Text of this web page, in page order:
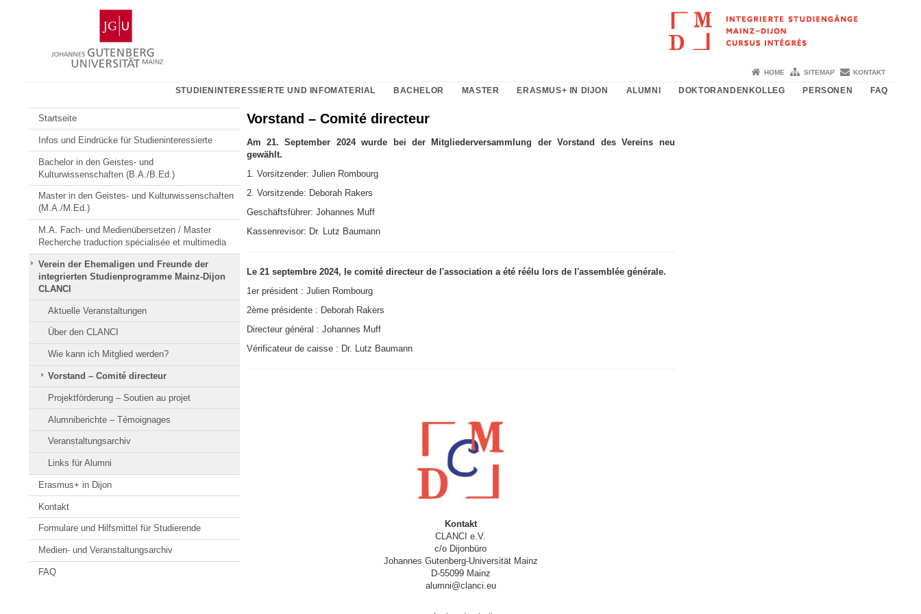
Gutenberg-
Universität
Mainz
HOME SITEMAP KONTAKT
STUDIENINTERESSIERTE UND INFOMATERIAL BACHELOR MASTER ERASMUS+ IN DIJON ALUMNI DOKTORANDENKOLLEG PERSONEN FAQ
Startseite
Infos und Eindrücke für Studieninteressierte
Bachelor in den Geistes- und
Kulturwissenschaften (B.A./B.Ed.)
Master in den Geistes- und Kulturwissenschaften
(M.A./M.Ed.)
M.A. Fach- und Medienübersetzen / Master
Recherche traduction spécialisée et multimedia
Verein der Ehemaligen und Freunde der
integrierten Studienprogramme Mainz-Dijon
CLANCI
Aktuelle Veranstaltungen
Über den CLANCI
Wie kann ich Mitglied werden?
Vorstand – Comité directeur
Projektförderung – Soutien au projet
Alumniberichte – Témoignages
Veranstaltungsarchiv
Links für Alumni
Erasmus+ in Dijon
Kontakt
Formulare und Hilfsmittel für Studierende
Medien- und Veranstaltungsarchiv
FAQ
Vorstand – Comité directeur
Am 21. September 2024 wurde bei der Mitgliederversammlung der Vorstand des Vereins neu
gewählt.
1. Vorsitzender: Julien Rombourg
2. Vorsitzende: Deborah Rakers
Geschäftsführer: Johannes Muff
Kassenrevisor: Dr. Lutz Baumann
Le 21 septembre 2024, le comité directeur de l'association a été réélu lors de l'assemblée générale.
1er président : Julien Rombourg
2ème présidente : Deborah Rakers
Directeur général : Johannes Muff
Vérificateur de caisse : Dr. Lutz Baumann
Kontakt
CLANCI e.V.
c/o Dijonbüro
Johannes Gutenberg-Universität Mainz
D-55099 Mainz
alumni@clanci.eu